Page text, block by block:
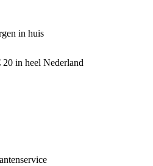
in huis
in heel Nederland